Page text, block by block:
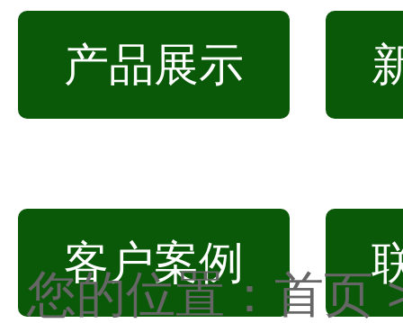
产品展示
客户案例
您的位置： 首页